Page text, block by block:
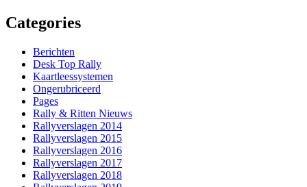
Categories
Berichten
Desk Top Rally
Kaartleessystemen
Ongerubriceerd
Pages
Rally & Ritten Nieuws
Rallyverslagen 2014
Rallyverslagen 2015
Rallyverslagen 2016
Rallyverslagen 2017
Rallyverslagen 2018